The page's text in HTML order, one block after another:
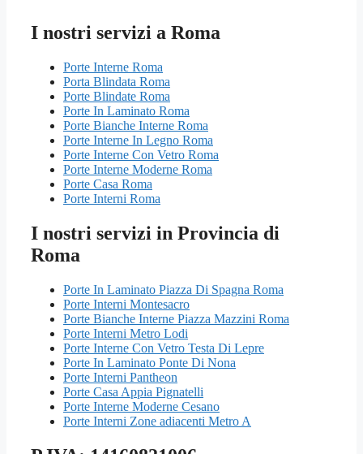
I nostri servizi a Roma
Porte Interne Roma
Porta Blindata Roma
Porte Blindate Roma
Porte In Laminato Roma
Porte Bianche Interne Roma
Porte Interne In Legno Roma
Porte Interne Con Vetro Roma
Porte Interne Moderne Roma
Porte Casa Roma
Porte Interni Roma
I nostri servizi in Provincia di
Roma
Porte In Laminato Piazza Di Spagna Roma
Porte Interni Montesacro
Porte Bianche Interne Piazza Mazzini Roma
Porte Interni Metro Lodi
Porte Interne Con Vetro Testa Di Lepre
Porte In Laminato Ponte Di Nona
Porte Interni Pantheon
Porte Casa Appia Pignatelli
Porte Interne Moderne Cesano
Porte Interni Zone adiacenti Metro A